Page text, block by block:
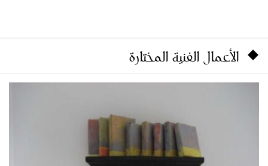
الأعمال الفنية المختارة